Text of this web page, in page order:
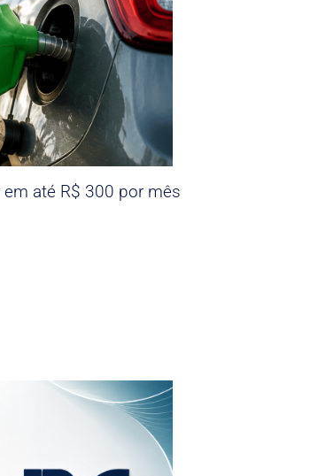
até R$ 300 por mês